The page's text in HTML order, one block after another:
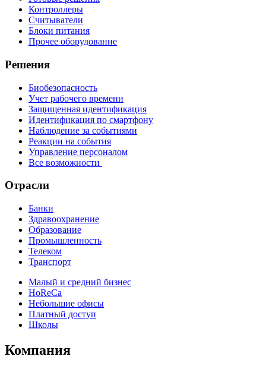
Контроллеры
Считыватели
Блоки питания
Прочее оборудование
Решения
Биобезопасность
Учет рабочего времени
Защищенная идентификация
Идентификация по смартфону
Наблюдение за событиями
Реакции на события
Управление персоналом
Все возможности
Отрасли
Банки
Здравоохранение
Образование
Промышленность
Телеком
Транспорт
Малый и средний бизнес
HoReCa
Небольшие офисы
Платный доступ
Школы
Компания